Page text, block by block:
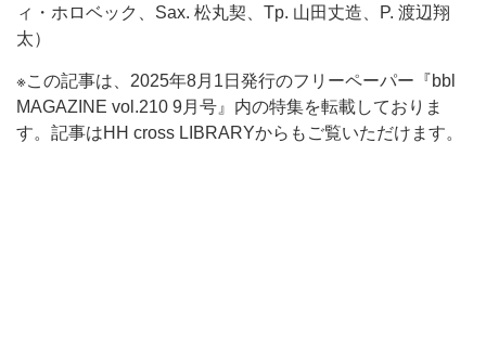
ィ・ホロベック、Sax. 松丸契、Tp. 山田丈造、P. 渡辺翔
太）
※この記事は、2025年8月1日発行のフリーペーパー『bbl
MAGAZINE vol.210 9月号』内の特集を転載しておりま
す。記事はHH cross LIBRARYからもご覧いただけます。